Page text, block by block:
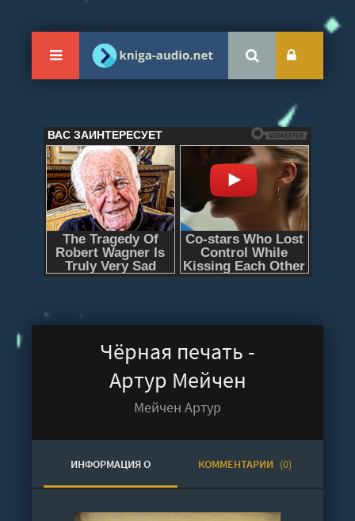
Чёрная печать -
Артур Мейчен
Мейчен Артур
ИНФОРМАЦИЯ О
АУДИОКНИГЕ
КОММЕНТАРИИ (0)